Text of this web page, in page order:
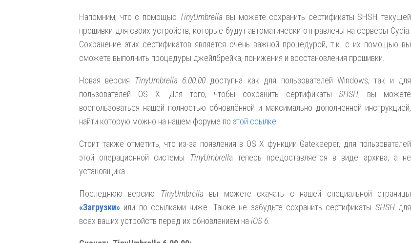
Напомним, что с помощью TinyUmbrella вы можете сохранить сертификаты SHSH текущей
прошивки для своих устройств, которые будут автоматически отправлены на серверы Cydia.
Сохранение этих сертификатов является очень важной процедурой, т.к. с их помощью вы
сможете выполнить процедуры джейлбрейка, понижения и восстановления прошивки.
Новая версия TinyUmbrella 6.00.00 доступна как для пользователей Windows, так и для
пользователей OS X. Для того, чтобы сохранить сертификатыSHSH, вы можете
воспользоваться нашей полностью обновлённой и максимально дополненной инструкцией,
найти которую можно на нашем форуме по этой ссылке
Стоит также отметить, что из-за появления в OS X функции Gatekeeper, для пользователей
этой операционной системы TinyUmbrella теперь предоставляется в виде архива, а не
установщика.
Последнюю версию TinyUmbrella вы можете скачать с нашей специальной страницы
«Загрузки» или по ссылками ниже. Также не забудьте сохранить сертификаты SHSHдля
всех ваших устройств перед их обновлением на iOS 6.